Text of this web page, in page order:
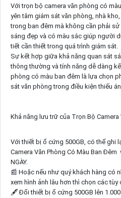
Với trọn bộ camera văn phòng có
yên tâm giám sát văn phòng, nhà
trong ban đêm mà không cần phải
sáng đẹp và có màu sắc giúp người
tiết cần thiết trong quá trình giám sát.
Sự kết hợp giữa khả năng quan sát
thông thường và tính năng dễ dàng
phòng có màu ban đêm là lựa chọn
sát văn phòng trong điều kiện thiếu
Khả năng lưu trữ của Trọn Bộ
Với thiết bị ổ cứng 500GB, có thể ghi
Camera Văn Phòng Có Màu Ban
NGÀY.
📰 Hoặc nếu như quý khách hàng có
xem hình ảnh lâu hơn thì chọn các
🖋 Đổi thiết bị ổ cứng 500GB lên